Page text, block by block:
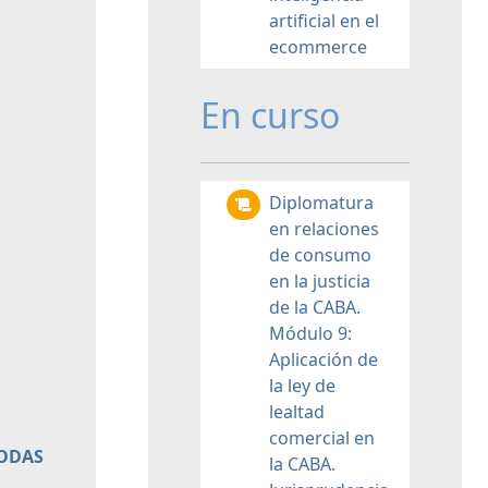
artificial en el
ecommerce
En curso
Diplomatura
en relaciones
de consumo
en la justicia
de la CABA.
Módulo 9:
Aplicación de
la ley de
lealtad
comercial en
la CABA.